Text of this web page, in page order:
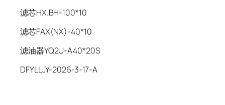
滤芯HX.BH-100*10
滤芯FAX(NX)-40*10
滤油器YQ2U-A40*20S
DFYLLJY-2026-3-17-A